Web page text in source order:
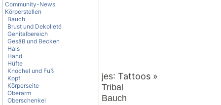
Community-News
Körperstellen
Bauch
Brust und Dekolleté
Genitalbereich
Gesäß und Becken
Hals
Hand
Hüfte
Knöchel und Fuß
Kopf
Körperseite
Oberarm
Oberschenkel
jes: Tattoos »
Tribal
Bauch